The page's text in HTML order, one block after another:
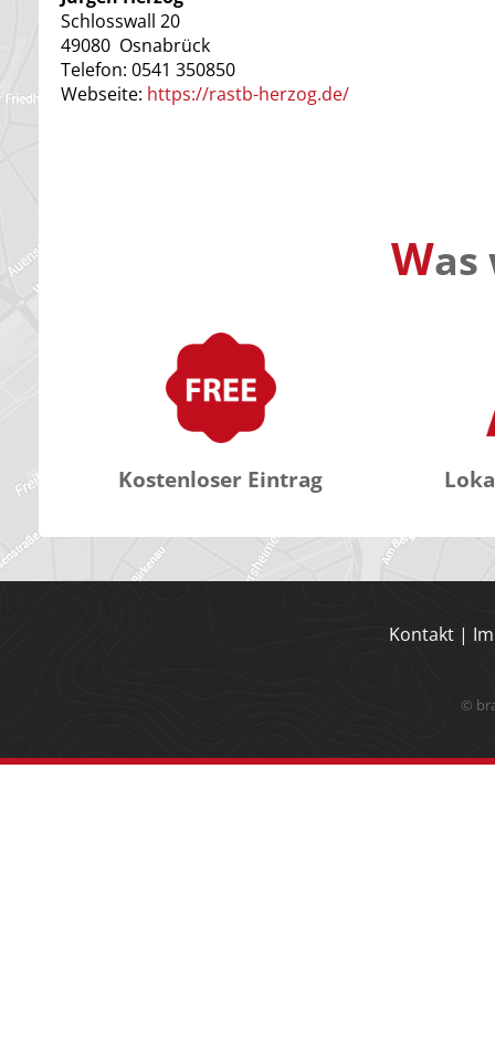
Schlosswall 20
49080 Osnabrück
Telefon: 0541 350850
Webseite: https://rastb-herzog.de/
Was
Kostenloser Eintrag
Kontakt |
©